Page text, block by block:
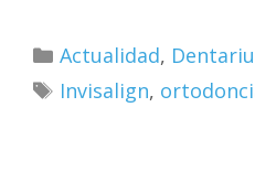
Actualidad,
Invisalign,